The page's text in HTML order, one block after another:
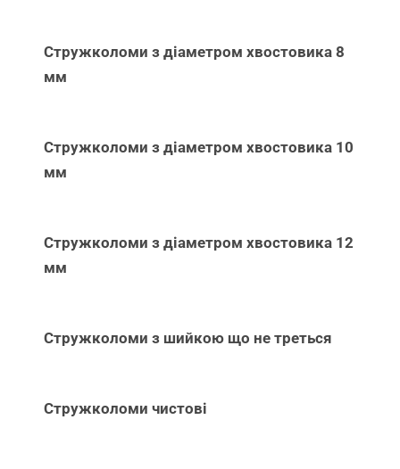
Стружколоми з діаметром хвостовика 8
мм
Стружколоми з діаметром хвостовика 10
мм
Стружколоми з діаметром хвостовика 12
мм
Стружколоми з шийкою що не треться
Стружколоми чистові